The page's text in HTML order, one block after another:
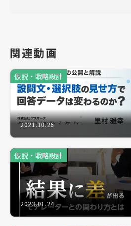
・仮説を考えるのが苦手
・社内で考え方が標準化されてい
このような方にご参加をお勧め
質の高い調査設計や鋭い対象者
の成功には様々な要素が必要で
しかしながら実は、あなたご自
これが最も重要なポイントであ
うか。
関連動画
仮説・戦略設計
2021.10.26
仮説・戦略設計
2023.01.24